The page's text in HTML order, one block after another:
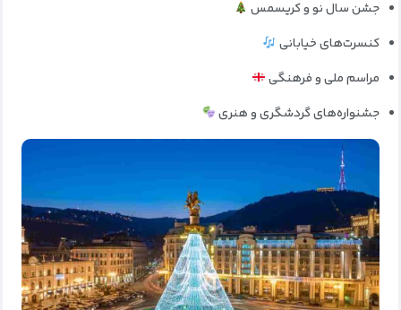
جشن سال نو و کریسمس
کنسرت‌های خیابانی
مراسم ملی و فرهنگی
جشنواره‌های گردشگری و هنری